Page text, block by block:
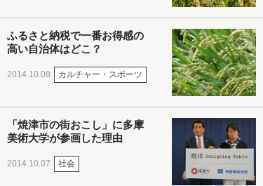
ふるさと納税で一番お得感の
高い自治体はどこ？
2014.10.08 カルチャー・スポーツ
「焼津市の街おこし」に多摩
美術大学が参画した理由
2014.10.07 社会